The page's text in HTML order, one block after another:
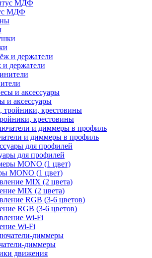
МДФ
держатели
и аксессуары
крестовины
и диммеры в профиль
для профилей
MONO (1 цвет)
MIX (2 цвета)
RGB (3-6 цветов)
Wi-Fi
диммеры